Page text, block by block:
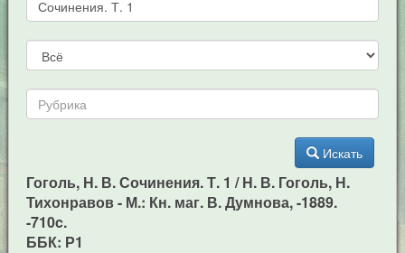
Искать
Гоголь, Н. В. Сочинения. Т. 1 / Н. В. Гоголь, Н.
Тихонравов - М.: Кн. маг. В. Думнова, -1889.
-710c.
ББК: Р1